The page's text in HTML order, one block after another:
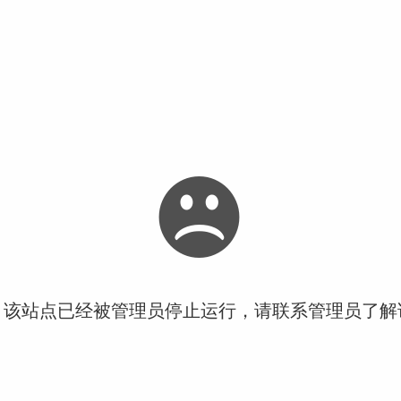
站点已经被管理员停止运行，请联系管理员了